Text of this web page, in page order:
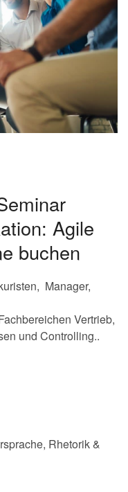
Agile
buchen
Manager,
Vertrieb,
und Controlling..
Rhetorik &